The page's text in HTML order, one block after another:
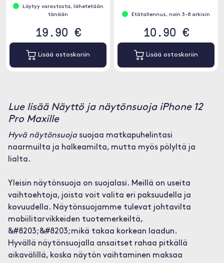
Löytyy varastosta, lähetetään
tänään
19.90 €
Lisää ostoskoriin
suojaa näyttöäsi tehokkaasti
Etätallennus, noin 3-8 arkisin
10.90 €
Lisää ostoskoriin
Lue lisää Näyttö ja näytönsuoja iPhone 12
Pro Maxille
Hyvä näytönsuojasuojaa matkapuhelintasi
naarmuilta ja halkeamilta, mutta myös pölyltä ja
lialta.
Yleisin näytönsuoja on suojalasi. Meillä on useita
vaihtoehtoja, joista voit valita eri paksuudella ja
kovuudella. Näytönsuojamme tulevat johtavilta
mobiilitarvikkeiden tuotemerkeiltä,
&#8203;&#8203;mikä takaa korkean laadun.
Hyvällä näytönsuojalla ansaitset rahaa pitkällä
aikavälillä, koska näytön vaihtaminen maksaa